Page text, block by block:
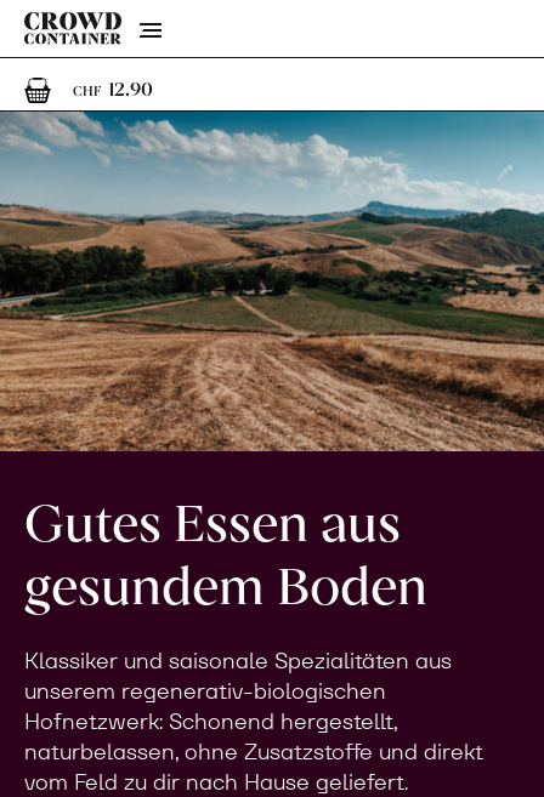
Menu
CHF 12.901 Artikel im Warenkorb
Gutes Essen aus
gesundem Boden
Klassiker und saisonale Spezialitäten aus
unserem regenerativ-biologischen
Hofnetzwerk: Schonend hergestellt,
naturbelassen, ohne Zusatzstoffe und direkt
vom Feld zu dir nach Hause geliefert.